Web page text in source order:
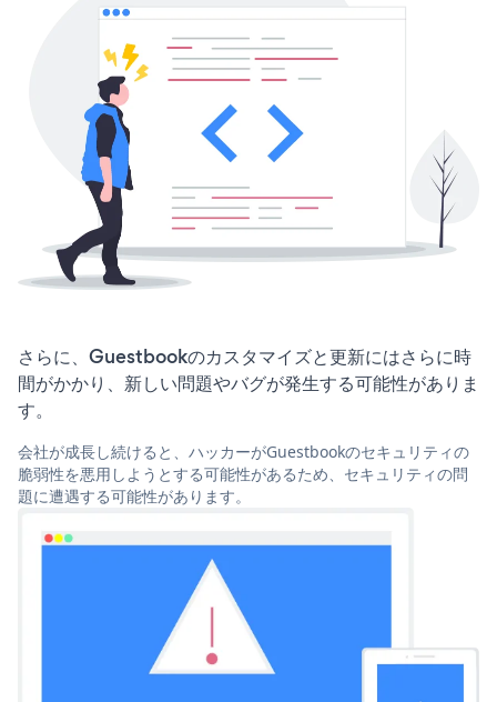
さらに、Guestbookのカスタマイズと更新にはさらに時
間がかかり、新しい問題やバグが発生する可能性がありま
す。
会社が成長し続けると、ハッカーがGuestbookのセキュリティの
脆弱性を悪用しようとする可能性があるため、セキュリティの問
題に遭遇する可能性があります。